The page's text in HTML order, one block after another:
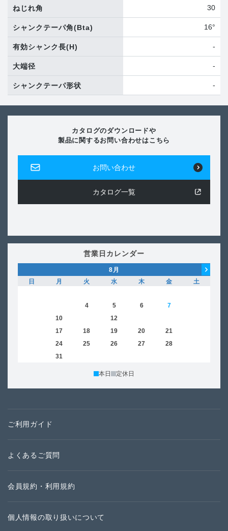
ねじれ角 30
シャンクテーパ角(Bta) 16°
有効シャンク長(H) -
大端径 -
シャンクテーパ形状 -
カタログのダウンロードや
製品に関するお問い合わせはこちら
お問い合わせ
カタログ一覧
営業日カレンダー
8 月
日
月 火 水 木 金
土
4 5 6 7
10 12
17 18 19 20 21
24 25 26 27 28
31
本日 定休日
ご利用ガイド
よくあるご質問
会員規約・利用規約
個人情報の取り扱いについて